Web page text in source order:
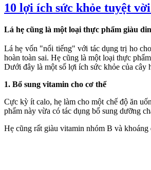
10 lợi ích sức khỏe tuyệt
Lá hẹ cũng là một loại thực phẩm giàu
Lá hẹ vốn "nổi tiếng" với tác dụng trị ho
hoàn toàn sai. Hẹ cũng là một loại thực
Dưới đây là một số lợi ích sức khỏe của cây
1. Bổ sung vitamin cho cơ thể
Cực kỳ ít calo, hẹ làm cho một chế độ ăn
phẩm này vừa có tác dụng bổ sung dưỡng
Hẹ cũng rất giàu vitamin nhóm B và